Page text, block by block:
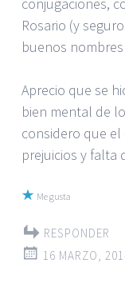
conjugaciones,
Rosario (y
buenos
Aprecio que se
bien mental de
considero que
prejuicios y falta
Me gusta
RESPONDER
16 MARZO,